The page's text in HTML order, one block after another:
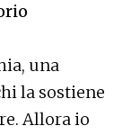
una
la sostiene
Allora io